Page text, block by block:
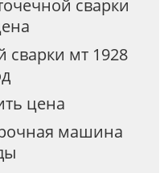
сварки
сварки мт 1928
цена
машина